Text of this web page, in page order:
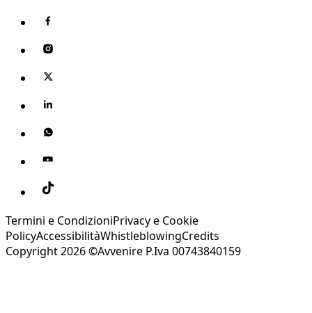
Termini e CondizioniPrivacy e Cookie
PolicyAccessibilitàWhistleblowingCredits
Copyright 2026 ©Avvenire P.Iva 00743840159